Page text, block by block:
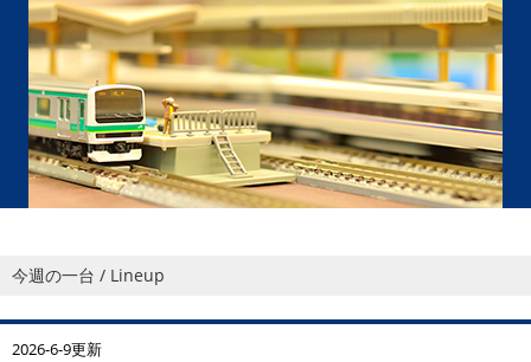
今週の一台 / Lineup
2026-6-9更新